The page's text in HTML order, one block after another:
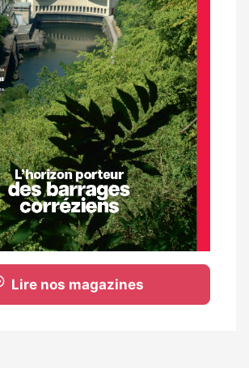
Lire nos magazines